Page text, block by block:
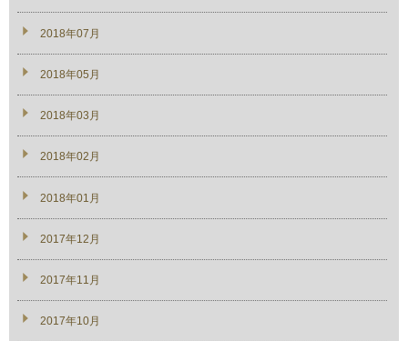
2018年07月
2018年05月
2018年03月
2018年02月
2018年01月
2017年12月
2017年11月
2017年10月